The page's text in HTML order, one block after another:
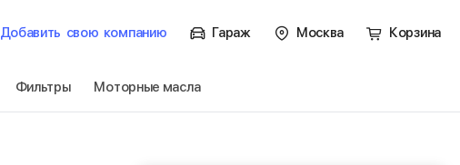
Добавить свою компанию Гараж Москва Корзина
Фильтры Моторные масла